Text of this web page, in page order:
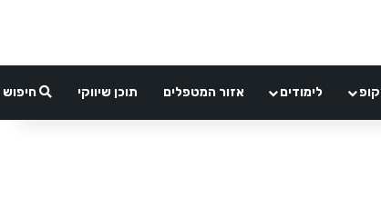
לימודים אזור המטפלים תוכן שיווקי חיפוש